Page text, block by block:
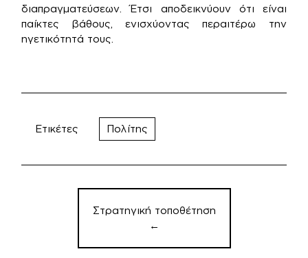
διαπραγματεύσεων. Έτσι αποδεικνύουν ότι είναι
παίκτες βάθους, ενισχύοντας περαιτέρω την
ηγετικότητά τους.
Ετικέτες Πολίτης
Πλοήγηση
άρθρων
Στρατηγική τοποθέτηση
←